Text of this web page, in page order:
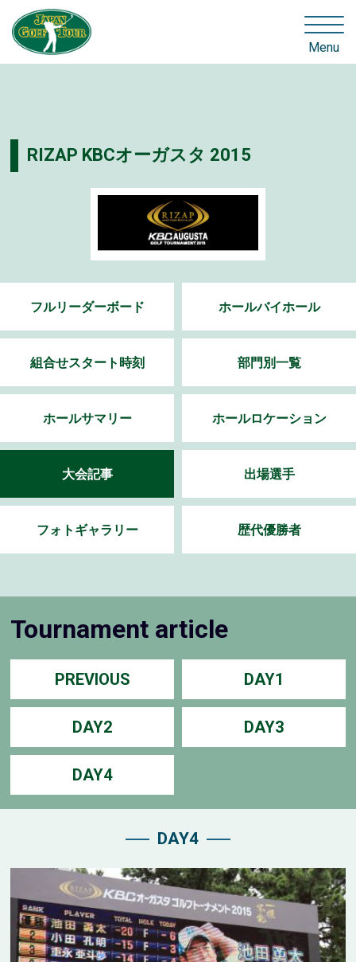
Menu
RIZAP KBCオーガスタ 2015
フルリーダーボード ホールバイホール
組合せスタート時刻 部門別一覧
ホールサマリー ホールロケーション
大会記事 出場選手
フォトギャラリー 歴代優勝者
Tournament article
PREVIOUS DAY1
DAY2 DAY3
DAY4
DAY4